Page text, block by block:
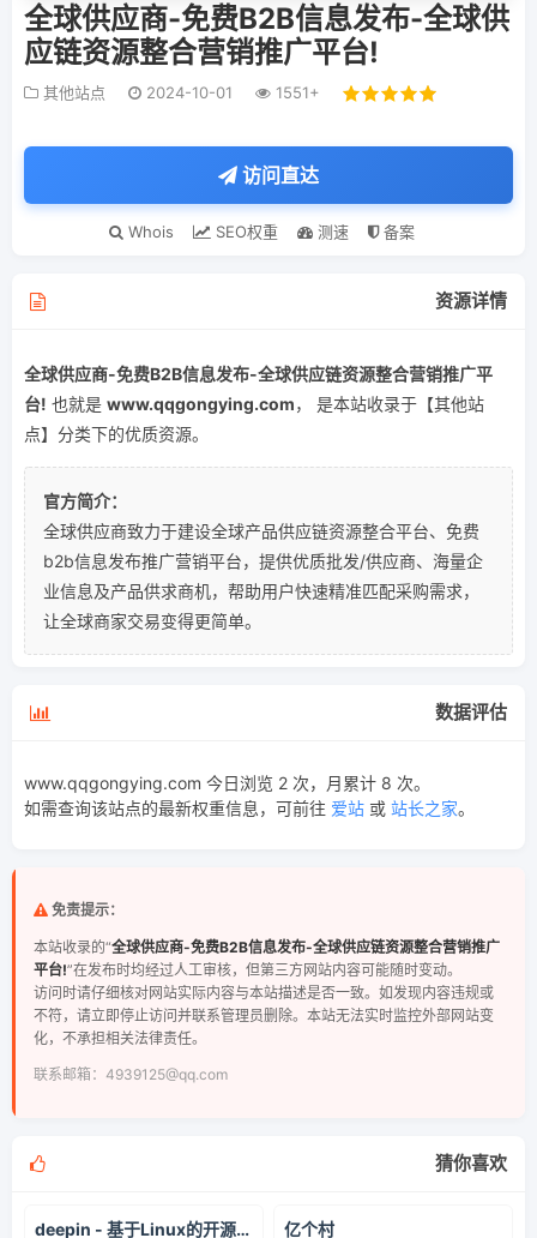
全球供应商-免费B2B信息发布-全球供
应链资源整合营销推广平台!
其他站点 2024-10-01 1551+
访问直达
Whois SEO权重 测速 备案
资源详情
全球供应商-免费B2B信息发布-全球供应链资源整合营销推广平
台! 也就是 www.qqgongying.com， 是本站收录于【其他站
点】分类下的优质资源。
官方简介：
全球供应商致力于建设全球产品供应链资源整合平台、免费
b2b信息发布推广营销平台，提供优质批发/供应商、海量企
业信息及产品供求商机，帮助用户快速精准匹配采购需求，
让全球商家交易变得更简单。
数据评估
www.qqgongying.com 今日浏览 2 次，月累计 8 次。
如需查询该站点的最新权重信息，可前往 爱站 或 站长之家。
免责提示：
本站收录的“全球供应商-免费B2B信息发布-全球供应链资源整合营销推广
平台!”在发布时均经过人工审核，但第三方网站内容可能随时变动。
访问时请仔细核对网站实际内容与本站描述是否一致。如发现内容违规或
不符，请立即停止访问并联系管理员删除。本站无法实时监控外部网站变
化，不承担相关法律责任。
联系邮箱：4939125@qq.com
猜你喜欢
deepin - 基于Linux的开源国产操作系统 亿个村